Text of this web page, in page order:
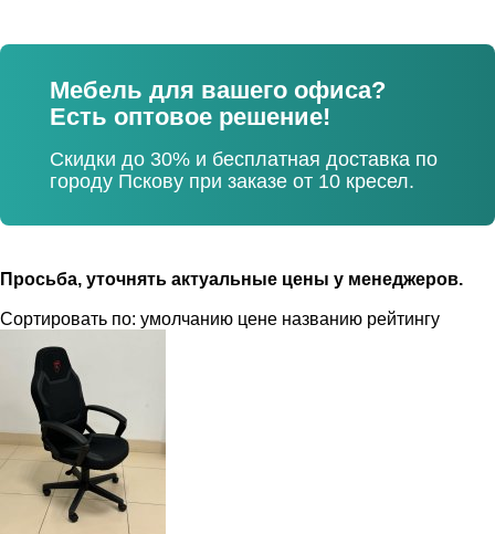
Мебель для вашего офиса?
Есть оптовое решение!
Скидки до 30% и бесплатная доставка по
городу Пскову при заказе от 10 кресел.
Просьба, уточнять актуальные цены у менеджеров.
Сортировать по: умолчанию цене названию рейтингу